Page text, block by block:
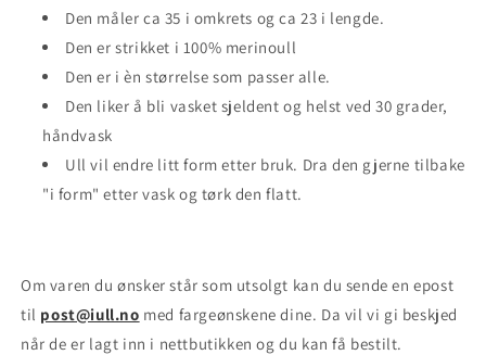
Den måler ca 35 i omkrets og ca 23 i lengde.
Den er strikket i 100% merinoull
Den er i èn størrelse som passer alle.
Den liker å bli vasket sjeldent og helst ved 30 grader,
håndvask
Ull vil endre litt form etter bruk. Dra den gjerne tilbake
"i form" etter vask og tørk den flatt.
Om varen du ønsker står som utsolgt kan du sende en epost
til post@iull.no med fargeønskene dine. Da vil vi gi beskjed
når de er lagt inn i nettbutikken og du kan få bestilt.